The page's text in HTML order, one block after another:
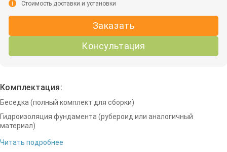
Заказать
Консультация
i Стоимость доставки и установки
Комплектация:
Беседка (полный комплект для сборки)
Гидроизоляция фундамента (рубероид или аналогичный
материал)
Читать подробнее